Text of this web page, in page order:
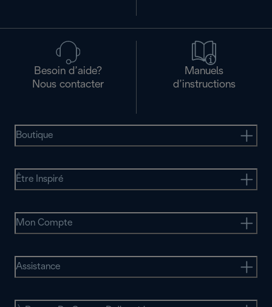
Besoin d’aide?
Nous contacter
Manuels
d’instructions
Boutique
Être Inspiré
Mon Compte
Assistance